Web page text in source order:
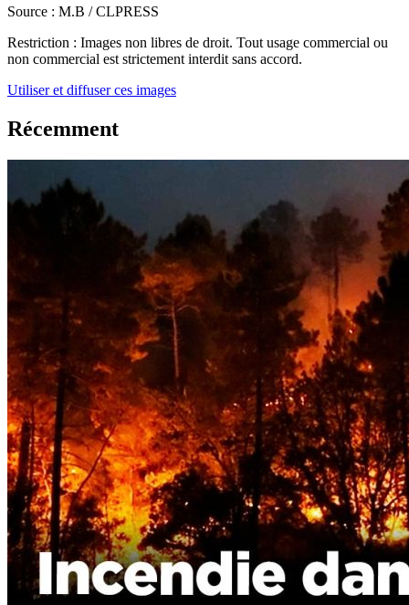
Source : M.B / CLPRESS
Restriction : Images non libres de droit. Tout usage commercial ou
non commercial est strictement interdit sans accord.
Utiliser et diffuser ces images
Récemment